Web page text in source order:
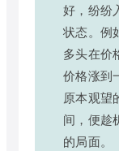
好，纷纷
状态。例
多头在价
价格涨到
原本观望
间，便趁
的局面。